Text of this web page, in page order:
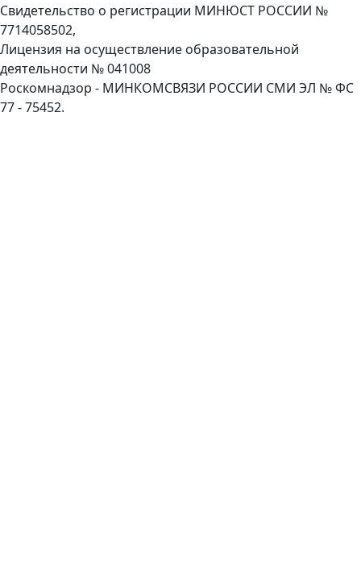
Свидетельство о регистрации МИНЮСТ РОССИИ №
7714058502,
Лицензия на осуществление образовательной
деятельности № 041008
Роскомнадзор - МИНКОМСВЯЗИ РОССИИ СМИ ЭЛ № ФС
77 - 75452.